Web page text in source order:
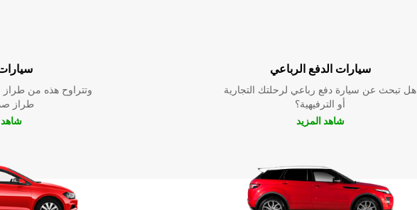
وتتراوح هذه من
طراز
شاهد
سيارات الدفع الرباعي
هل تبحث عن سيارة دفع رباعي لرحلتك التجارية
أو الترفيهية؟
شاهد المزيد